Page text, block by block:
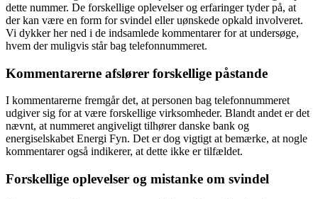
dette nummer. De forskellige oplevelser og erfaringer tyder på, at
der kan være en form for svindel eller uønskede opkald involveret.
Vi dykker her ned i de indsamlede kommentarer for at undersøge,
hvem der muligvis står bag telefonnummeret.
Kommentarerne afslører forskellige påstande
I kommentarerne fremgår det, at personen bag telefonnummeret
udgiver sig for at være forskellige virksomheder. Blandt andet er det
nævnt, at nummeret angiveligt tilhører danske bank og
energiselskabet Energi Fyn. Det er dog vigtigt at bemærke, at nogle
kommentarer også indikerer, at dette ikke er tilfældet.
Forskellige oplevelser og mistanke om svindel